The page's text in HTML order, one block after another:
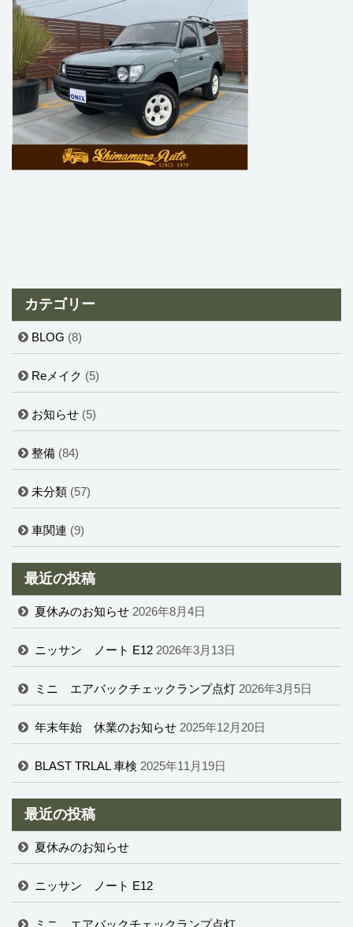
カテゴリー
BLOG (8)
Reメイク (5)
お知らせ (5)
整備 (84)
未分類 (57)
車関連 (9)
最近の投稿
夏休みのお知らせ 2026年8月4日
ニッサン ノート E12 2026年3月13日
ミニ エアバックチェックランプ点灯 2026年3月5日
年末年始 休業のお知らせ 2025年12月20日
BLAST TRLAL 車検 2025年11月19日
最近の投稿
夏休みのお知らせ
ニッサン ノート E12